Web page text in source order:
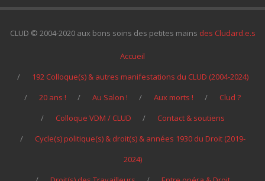
CLUD © 2004-2020 aux bons soins des petites mains des Cludard.e.s
Accueil
192 Colloque(s) & autres manifestations du CLUD (2004-2024)
20 ans !
Au Salon ! Aux morts !
Clud ?
Colloque VDM / CLUD
Contact & soutiens
Cycle(s) politique(s) & droit(s) & années 1930 du Droit (2019-
2024)